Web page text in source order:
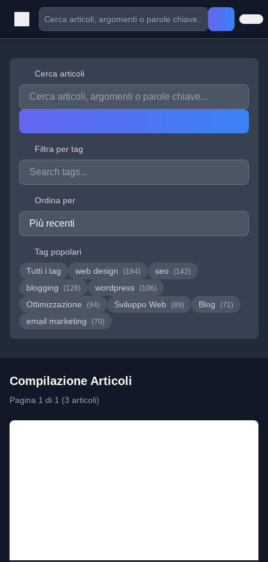
Cerca articoli
Filtra per tag
Ordina per
Tag popolari
Tutti i tag
web design (184) seo (142)
blogging (126) wordpress (106)
Ottimizzazione (94) Sviluppo Web (89) Blog (71)
email marketing (70)
Compilazione Articoli
Pagina 1 di 1 (3 articoli)